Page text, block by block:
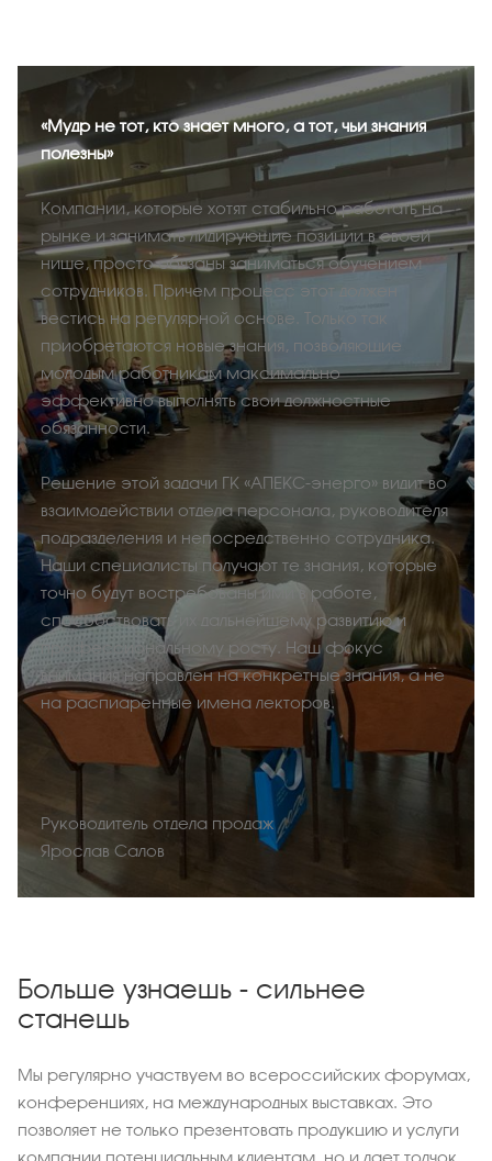
«Мудр не тот, кто знает много, а тот, чьи знания
полезны»
Компании, которые хотят стабильно работать на
рынке и занимать лидирующие позиции в своей
нише, просто обязаны заниматься обучением
сотрудников. Причем процесс этот должен
вестись на регулярной основе. Только так
приобретаются новые знания, позволяющие
молодым работникам максимально
эффективно выполнять свои должностные
обязанности.
Решение этой задачи ГК «АПЕКС-энерго» видит во
взаимодействии отдела персонала, руководителя
подразделения и непосредственно сотрудника.
Наши специалисты получают те знания, которые
точно будут востребованы ими в работе,
способствовать их дальнейшему развитию и
профессиональному росту. Наш фокус
внимания направлен на конкретные знания, а не
на распиаренные имена лекторов.
Руководитель отдела продаж
Ярослав Салов
Больше узнаешь - сильнее
станешь
Мы регулярно участвуем во всероссийских форумах,
конференциях, на международных выставках. Это
позволяет не только презентовать продукцию и услуги
компании потенциальным клиентам, но и дает толчок